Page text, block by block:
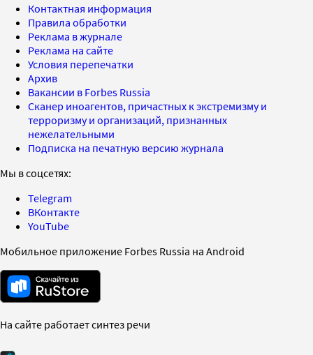
Контактная информация
Правила обработки
Реклама в журнале
Реклама на сайте
Условия перепечатки
Архив
Вакансии в Forbes Russia
Сканер иноагентов, причастных к экстремизму и
терроризму и организаций, признанных
нежелательными
Подписка на печатную версию журнала
Мы в соцсетях:
Telegram
ВКонтакте
YouTube
Мобильное приложение Forbes Russia на Android
На сайте работает синтез речи